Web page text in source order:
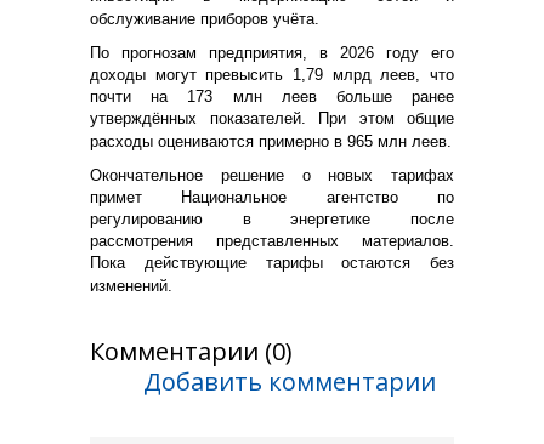
обслуживание приборов учёта.
По прогнозам предприятия, в 2026 году его
доходы могут превысить 1,79 млрд леев, что
почти на 173 млн леев больше ранее
утверждённых показателей. При этом общие
расходы оцениваются примерно в 965 млн леев.
Окончательное решение о новых тарифах
примет Национальное агентство по
регулированию в энергетике после
рассмотрения представленных материалов.
Пока действующие тарифы остаются без
изменений.
Комментарии (0)
Добавить комментарии